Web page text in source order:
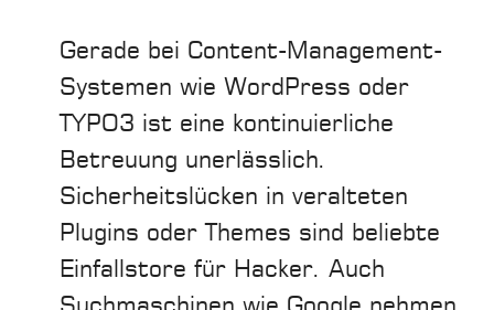
Gerade bei Content-Management-
Systemen wie WordPress oder
TYPO3 ist eine kontinuierliche
Betreuung unerlässlich.
Sicherheitslücken in veralteten
Plugins oder Themes sind beliebte
Einfallstore für Hacker. Auch